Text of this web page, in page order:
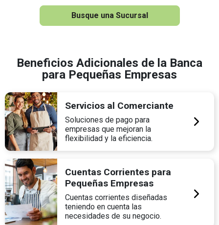
Busque una Sucursal
Beneficios Adicionales de la Banca
para Pequeñas Empresas
Servicios al Comerciante
Soluciones de pago para
empresas que mejoran la
flexibilidad y la eficiencia.
Cuentas Corrientes para
Pequeñas Empresas
Cuentas corrientes diseñadas
teniendo en cuenta las
necesidades de su negocio.